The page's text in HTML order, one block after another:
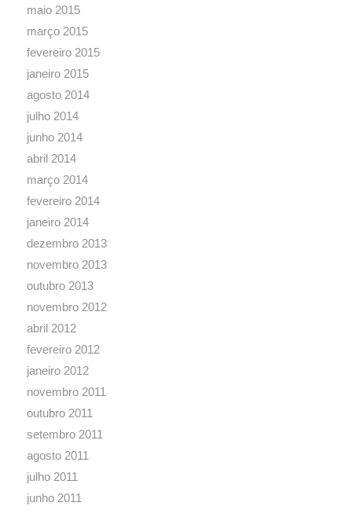
maio 2015
março 2015
fevereiro 2015
janeiro 2015
agosto 2014
julho 2014
junho 2014
abril 2014
março 2014
fevereiro 2014
janeiro 2014
dezembro 2013
novembro 2013
outubro 2013
novembro 2012
abril 2012
fevereiro 2012
janeiro 2012
novembro 2011
outubro 2011
setembro 2011
agosto 2011
julho 2011
junho 2011